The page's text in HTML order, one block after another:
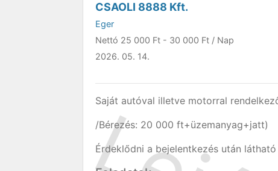
CSAOLI 8888 Kft.
Eger
Nettó 25 000 Ft - 30 000 Ft / Nap
2026. 05. 14.
Saját autóval illetve motorral
/Bérezés: 20 000 ft+üzemanyag+jatt)
Érdeklődni a bejelentkezés után